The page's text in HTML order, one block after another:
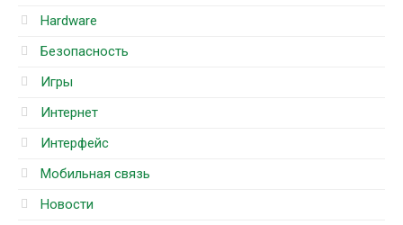
Hardware
Безопасность
Игры
Интернет
Интерфейс
Мобильная связь
Новости